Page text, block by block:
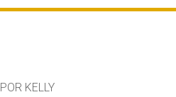
POR KELLY